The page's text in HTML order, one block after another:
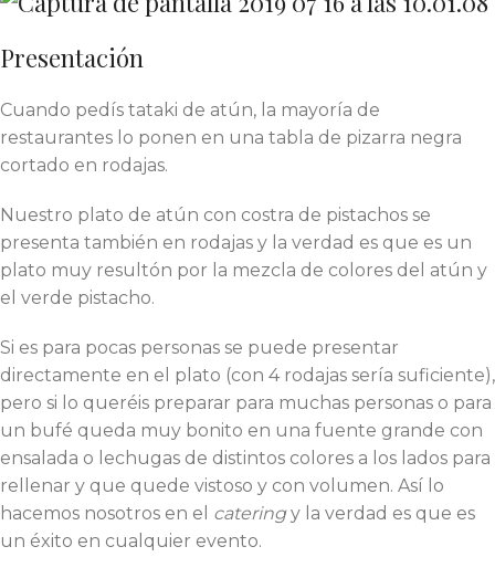
Presentación
Cuando pedís tataki de atún, la mayoría de
restaurantes lo ponen en una tabla de pizarra negra
cortado en rodajas.
Nuestro plato de atún con costra de pistachos se
presenta también en rodajas y la verdad es que es un
plato muy resultón por la mezcla de colores del atún y
el verde pistacho.
Si es para pocas personas se puede presentar
directamente en el plato (con 4 rodajas sería suficiente),
pero si lo queréis preparar para muchas personas o para
un bufé queda muy bonito en una fuente grande con
ensalada o lechugas de distintos colores a los lados para
rellenar y que quede vistoso y con volumen. Así lo
hacemos nosotros en el cateringy la verdad es que es
un éxito en cualquier evento.